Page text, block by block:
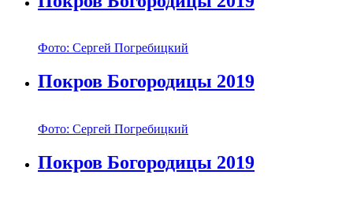
Фото: Сергей Погребицкий
Покров Богородицы 2019
Фото: Сергей Погребицкий
Покров Богородицы 2019